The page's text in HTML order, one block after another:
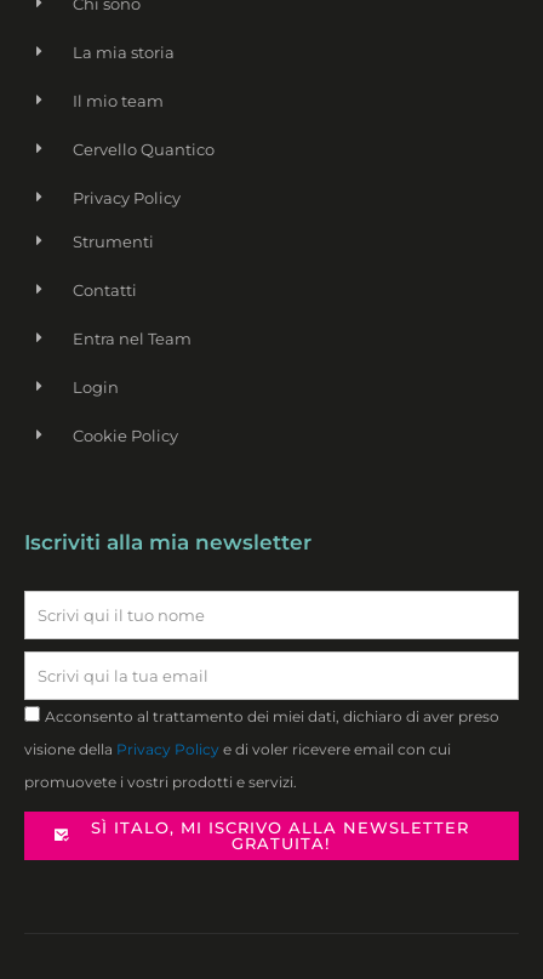
La mia storia
Il mio team
Cervello Quantico
Privacy Policy
Strumenti
Contatti
Entra nel Team
Login
Cookie Policy
Iscriviti alla mia newsletter
Email
Privacy
Acconsento al trattamento dei miei dati, dichiaro di aver preso
visione della Privacy Policy e di voler ricevere email con cui
promuovete i vostri prodotti e servizi.
SÌ ITALO, MI ISCRIVO ALLA NEWSLETTER
GRATUITA!